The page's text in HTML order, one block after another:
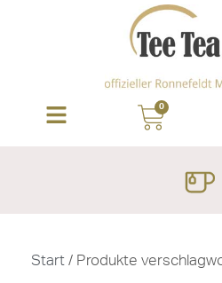
0
Start / Produkte